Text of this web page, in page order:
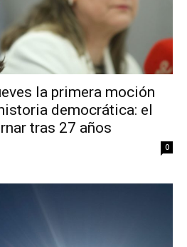
la primera moción
democrática: el
tras 27 años
0